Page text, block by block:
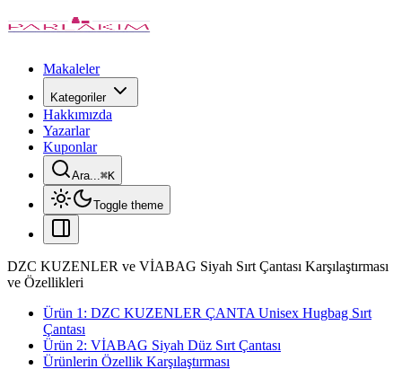
Makaleler
Kategoriler
Hakkımızda
Yazarlar
Kuponlar
Ara...⌘K
Toggle theme
DZC KUZENLER ve VİABAG Siyah Sırt Çantası Karşılaştırması
ve Özellikleri
Ürün 1: DZC KUZENLER ÇANTA Unisex Hugbag Sırt
Çantası
Ürün 2: VİABAG Siyah Düz Sırt Çantası
Ürünlerin Özellik Karşılaştırması